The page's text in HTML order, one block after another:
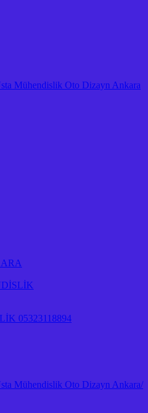
Mühendislik Oto Dizayn Ankara
05323118894
Mühendislik Oto Dizayn Ankara/